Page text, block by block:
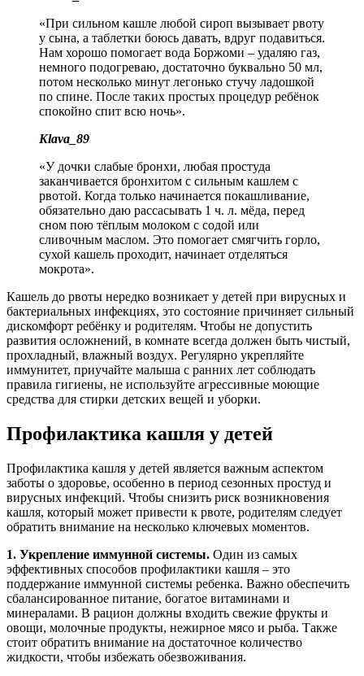
«При сильном кашле любой сироп вызывает рвоту
у сына, а таблетки боюсь давать, вдруг подавиться.
Нам хорошо помогает вода Боржоми – удаляю газ,
немного подогреваю, достаточно буквально 50 мл,
потом несколько минут легонько стучу ладошкой
по спине. После таких простых процедур ребёнок
спокойно спит всю ночь».
Klava_89
«У дочки слабые бронхи, любая простуда
заканчивается бронхитом с сильным кашлем с
рвотой. Когда только начинается покашливание,
обязательно даю рассасывать 1 ч. л. мёда, перед
сном пою тёплым молоком с содой или
сливочным маслом. Это помогает смягчить горло,
сухой кашель проходит, начинает отделяться
мокрота».
Кашель до рвоты нередко возникает у детей при вирусных и
бактериальных инфекциях, это состояние причиняет сильный
дискомфорт ребёнку и родителям. Чтобы не допустить
развития осложнений, в комнате всегда должен быть чистый,
прохладный, влажный воздух. Регулярно укрепляйте
иммунитет, приучайте малыша с ранних лет соблюдать
правила гигиены, не используйте агрессивные моющие
средства для стирки детских вещей и уборки.
Профилактика кашля у детей
Профилактика кашля у детей является важным аспектом
заботы о здоровье, особенно в период сезонных простуд и
вирусных инфекций. Чтобы снизить риск возникновения
кашля, который может привести к рвоте, родителям следует
обратить внимание на несколько ключевых моментов.
1. Укрепление иммунной системы. Один из самых
эффективных способов профилактики кашля – это
поддержание иммунной системы ребенка. Важно обеспечить
сбалансированное питание, богатое витаминами и
минералами. В рацион должны входить свежие фрукты и
овощи, молочные продукты, нежирное мясо и рыба. Также
стоит обратить внимание на достаточное количество
жидкости, чтобы избежать обезвоживания.